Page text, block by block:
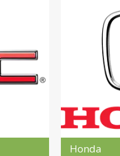
Honda